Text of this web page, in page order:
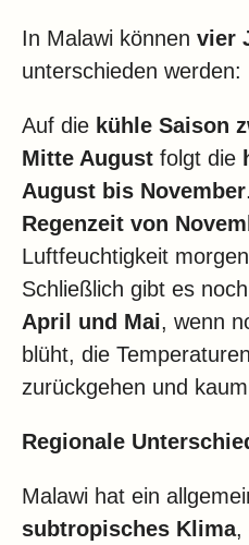
In Malawi können vier
unterschieden werden:
Auf die kühle Saison
Mitte August folgt die
August bis November
Regenzeit von
Luftfeuchtigkeit
Schließlich gibt es
April und Mai, wenn
blüht, die
zurückgehen und
Regionale
Malawi hat ein
subtropisches Klima,